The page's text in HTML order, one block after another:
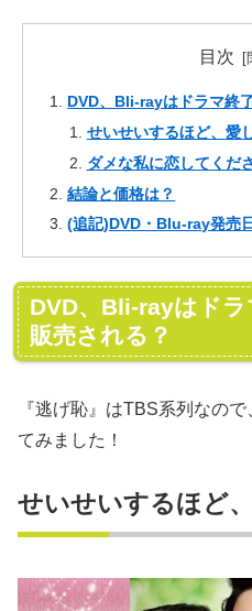
目次
DVD、Bli-rayはドラマ終
せいせいするほど、愛
ダメな私に恋してくだ
結論と価格は？
(追記)DVD・Blu-ray発売
DVD、Bli-rayはド
販売される？
『逃げ恥』はTBS系列なの
てみました！
せいせいするほど